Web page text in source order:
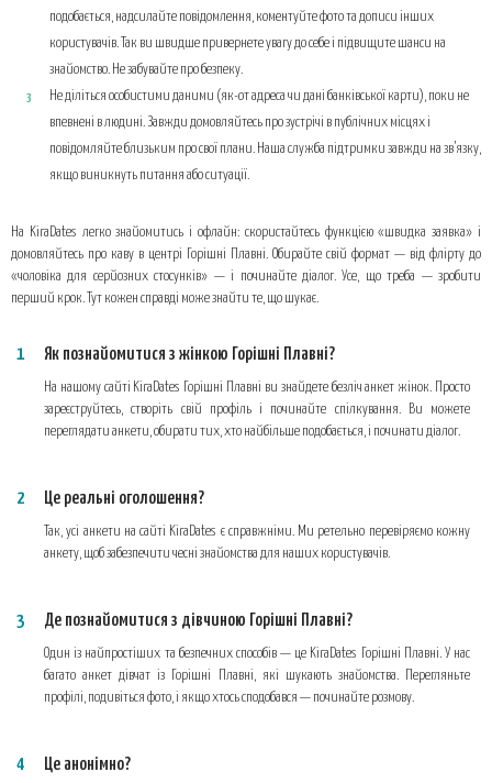
подобається, надсилайте повідомлення, коментуйте фото та дописи інших
користувачів. Так ви швидше привернете увагу до себе і підвищите шанси на
знайомство. Не забувайте про безпеку.
Не діліться особистими даними (як-от адреса чи дані банківської карти), поки не
впевнені в людині. Завжди домовляйтесь про зустрічі в публічних місцях і
повідомляйте близьким про свої плани. Наша служба підтримки завжди на зв’язку,
якщо виникнуть питання або ситуації.
На KiraDates легко знайомитись і офлайн: скористайтесь функцією «швидка заявка» і
домовляйтесь про каву в центрі Горішні Плавні. Обирайте свій формат — від флірту до
«чоловіка для серйозних стосунків» — і починайте діалог. Усе, що треба — зробити
перший крок. Тут кожен справді може знайти те, що шукає.
Як познайомитися з жінкою Горішні Плавні?
На нашому сайті KiraDates Горішні Плавні ви знайдете безліч анкет жінок. Просто
зареєструйтесь, створіть свій профіль і починайте спілкування. Ви можете
переглядати анкети, обирати тих, хто найбільше подобається, і починати діалог.
Це реальні оголошення?
Так, усі анкети на сайті KiraDates є справжніми. Ми ретельно перевіряємо кожну
анкету, щоб забезпечити чесні знайомства для наших користувачів.
Де познайомитися з дівчиною Горішні Плавні?
Один із найпростіших та безпечних способів — це KiraDates Горішні Плавні. У нас
багато анкет дівчат із Горішні Плавні, які шукають знайомства. Перегляньте
профілі, подивіться фото, і якщо хтось сподобався — починайте розмову.
Це анонімно?